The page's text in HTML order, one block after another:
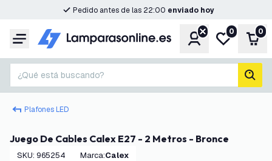
Pedido antes de las 22:00 enviado hoy
Menú CuentaMi lista de
0 0
¿Qué está buscando?
Plafones LED
Juego De Cables Calex E27 - 2 Metros - Bronce
SKU: 965254 Marca: Calex